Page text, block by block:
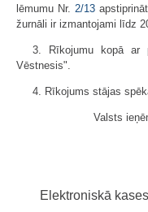
lēmumu Nr.2/13
žurnāli ir izmantojami līdz
3. Rīkojumu kopā ar
Vēstnesis".
4. Rīkojums stājas
Valsts
Elektroniskā